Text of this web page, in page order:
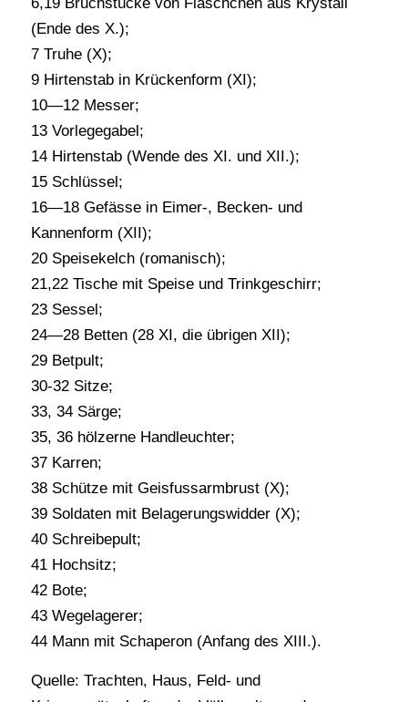
(Ende des X.);
7 Truhe (X);
9 Hirtenstab in Krückenform (XI);
10—12 Messer;
13 Vorlegegabel;
14 Hirtenstab (Wende des XI. und XII.);
15 Schlüssel;
16—18 Gefässe in Eimer-, Becken- und
Kannenform (XII);
20 Speisekelch (romanisch);
21,22 Tische mit Speise und Trinkgeschirr;
23 Sessel;
24—28 Betten (28 XI, die übrigen XII);
29 Betpult;
30-32 Sitze;
33, 34 Särge;
35, 36 hölzerne Handleuchter;
37 Karren;
38 Schütze mit Geisfussarmbrust (X);
39 Soldaten mit Belagerungswidder (X);
40 Schreibepult;
41 Hochsitz;
42 Bote;
43 Wegelagerer;
44 Mann mit Schaperon (Anfang des XIII.).
Quelle: Trachten, Haus, Feld- und